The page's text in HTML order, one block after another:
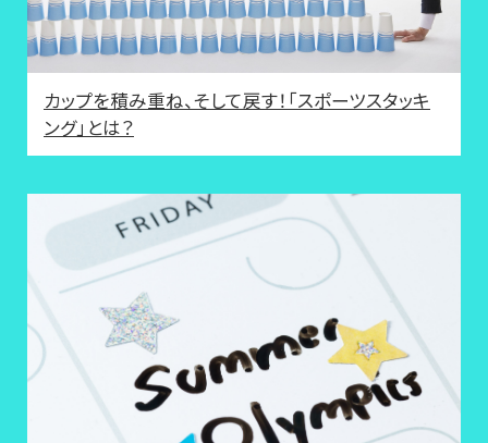
カップを積み重ね、そして戻す！「スポーツスタッキ
ング」とは？